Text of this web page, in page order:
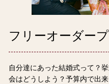
フリーオーダー
自分達にあった結婚式って？
会はどうしよう？予算内で出